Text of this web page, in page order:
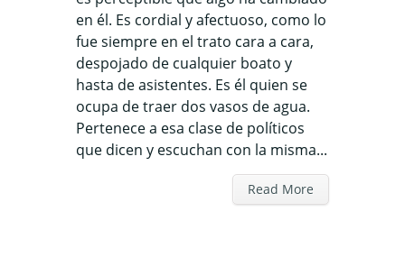
en él. Es cordial y afectuoso, como lo
fue siempre en el trato cara a cara,
despojado de cualquier boato y
hasta de asistentes. Es él quien se
ocupa de traer dos vasos de agua.
Pertenece a esa clase de políticos
que dicen y escuchan con la misma...
Read More